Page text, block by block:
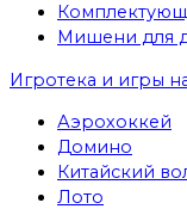
Мишени для
Игротека и игры
Аэрохоккей
Домино
Китайский
Лото